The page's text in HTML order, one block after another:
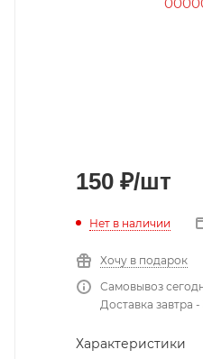
150 ₽/шт
Нет в наличии
Хочу в подарок
Самовывоз
Доставка завтра -
Характеристики